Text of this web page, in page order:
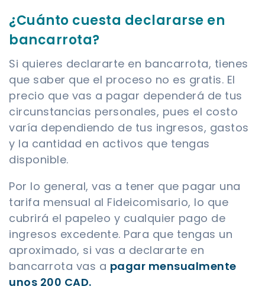
¿Cuánto cuesta declararse en
bancarrota?
Si quieres declararte en bancarrota, tienes
que saber que el proceso no es gratis. El
precio que vas a pagar dependerá de tus
circunstancias personales, pues el costo
varía dependiendo de tus ingresos, gastos
y la cantidad en activos que tengas
disponible.
Por lo general, vas a tener que pagar una
tarifa mensual al Fideicomisario, lo que
cubrirá el papeleo y cualquier pago de
ingresos excedente. Para que tengas un
aproximado, si vas a declararte en
bancarrota vas a pagar mensualmente
unos 200 CAD.